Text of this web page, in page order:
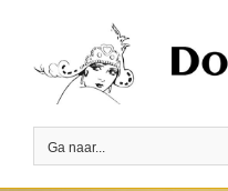
inhoud
Ga naar...